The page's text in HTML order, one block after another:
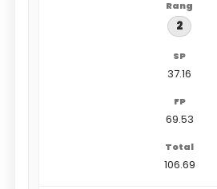
2
37.16
69.53
106.69